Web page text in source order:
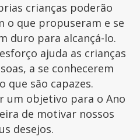
crianças poderão
o que propuseram e se
duro para alcançá-lo.
ajuda as crianças
a se conhecerem
que são capazes.
um objetivo para o Ano
de motivar nossos
desejos.